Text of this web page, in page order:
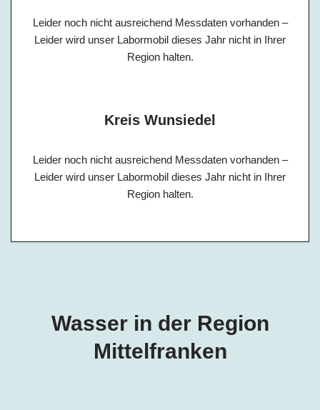
Leider noch nicht ausreichend Messdaten vorhanden –
Leider wird unser Labormobil dieses Jahr nicht in Ihrer
Region halten.
Kreis Wunsiedel
Leider noch nicht ausreichend Messdaten vorhanden –
Leider wird unser Labormobil dieses Jahr nicht in Ihrer
Region halten.
Wasser in der Region
Mittelfranken